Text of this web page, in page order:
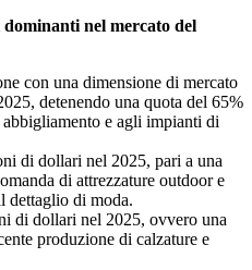
nel mercato del
con una dimensione di mercato
detenendo una quota del 65%
e agli impianti di
di dollari nel 2025, pari a una
di attrezzature outdoor e
dettaglio di moda.
di dollari nel 2025, ovvero una
produzione di calzature e